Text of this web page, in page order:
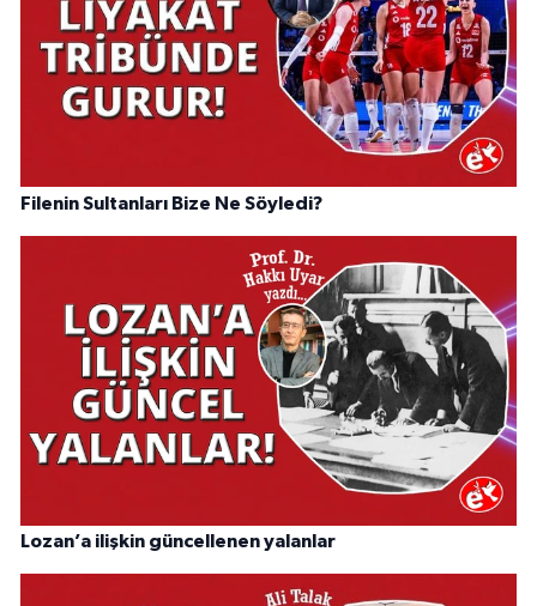
Filenin Sultanları Bize Ne Söyledi?
Lozan’a ilişkin güncellenen yalanlar